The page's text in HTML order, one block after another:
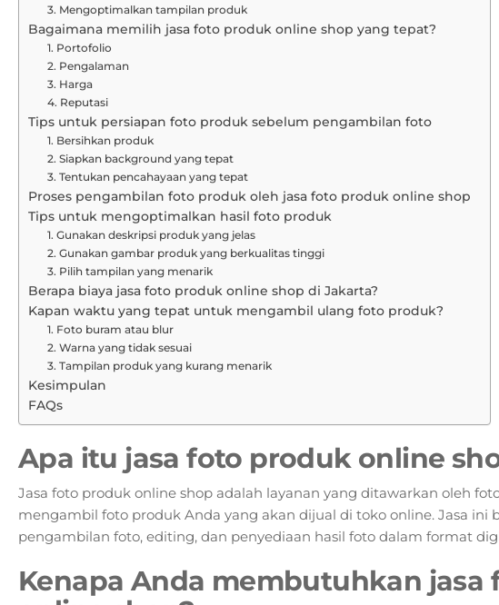
3. Mengoptimalkan tampilan produk
Bagaimana memilih jasa foto produk online shop yang tepat?
1. Portofolio
2. Pengalaman
3. Harga
4. Reputasi
Tips untuk persiapan foto produk sebelum pengambilan foto
1. Bersihkan produk
2. Siapkan background yang tepat
3. Tentukan pencahayaan yang tepat
Proses pengambilan foto produk oleh jasa foto produk online shop
Tips untuk mengoptimalkan hasil foto produk
1. Gunakan deskripsi produk yang jelas
2. Gunakan gambar produk yang berkualitas tinggi
3. Pilih tampilan yang menarik
Berapa biaya jasa foto produk online shop di Jakarta?
Kapan waktu yang tepat untuk mengambil ulang foto produk?
1. Foto buram atau blur
2. Warna yang tidak sesuai
3. Tampilan produk yang kurang menarik
Kesimpulan
FAQs
Apa itu jasa foto produk online
Jasa foto produk online shop adalah layanan yang ditawarkan oleh
mengambil foto produk Anda yang akan dijual di toko online. Jasa ini
pengambilan foto, editing, dan penyediaan hasil foto dalam format
Kenapa Anda membutuhkan jasa